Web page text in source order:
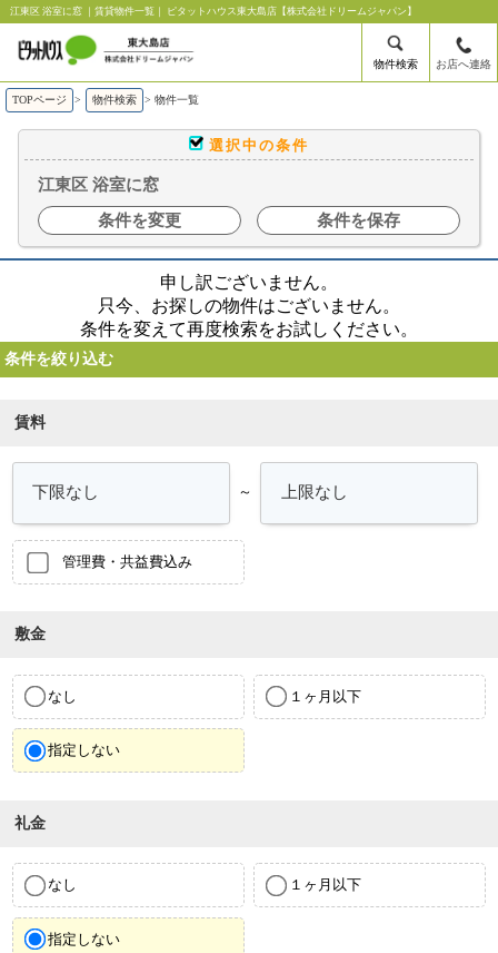
江東区 浴室に窓 ｜賃貸物件一覧｜ ピタットハウス東大島店【株式会社ドリームジャパン】
物件検索 お店へ連絡
TOPページ > 物件検索 > 物件一覧
選択中の条件
江東区 浴室に窓
条件を変更
条件を保存
申し訳ございません。
只今、お探しの物件はございません。
条件を変えて再度検索をお試しください。
条件を絞り込む
賃料
～
管理費・共益費込み
敷金
なし １ヶ月以下
指定しない
礼金
なし １ヶ月以下
指定しない